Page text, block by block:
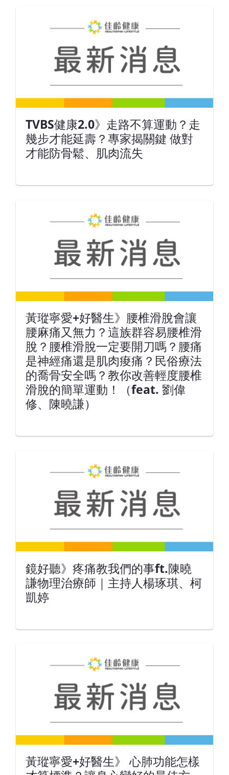
TVBS健康2.0》走路不算運動？走
幾步才能延壽？專家揭關鍵 做對
才能防骨鬆、肌肉流失
黃瑽寧愛+好醫生》腰椎滑脫會讓
腰麻痛又無力？這族群容易腰椎滑
脫？腰椎滑脫一定要開刀嗎？腰痛
是神經痛還是肌肉痠痛？民俗療法
的喬骨安全嗎？教你改善輕度腰椎
滑脫的簡單運動！（feat. 劉偉
修、陳曉謙）
鏡好聽》疼痛教我們的事ft.陳曉
謙物理治療師｜主持人楊琢琪、柯
凱婷
黃瑽寧愛+好醫生》 心肺功能怎樣